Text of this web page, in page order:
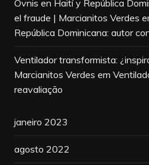
Ovnis en Haití y República
el fraude | Marcianitos Verdes
República Dominicana: autor
Ventilador transformista:
Marcianitos Verdes em
reavaliação
janeiro 2023
agosto 2022